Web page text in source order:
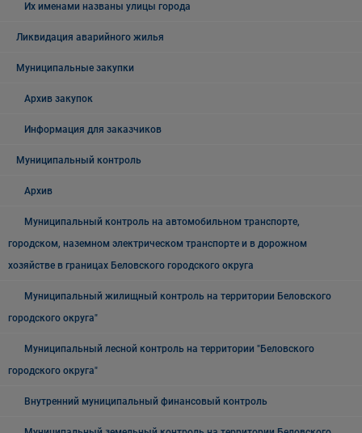
Их именами названы улицы города
Ликвидация аварийного жилья
Муниципальные закупки
Архив закупок
Информация для заказчиков
Муниципальный контроль
Архив
Муниципальный контроль на автомобильном транспорте,
городском, наземном электрическом транспорте и в дорожном
хозяйстве в границах Беловского городского округа
Муниципальный жилищный контроль на территории Беловского
городского округа"
Муниципальный лесной контроль на территории "Беловского
городского округа"
Внутренний муниципальный финансовый контроль